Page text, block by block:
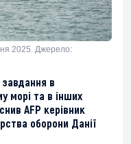
2025. Джерело:
в
морі та в інших
AFP керівник
оборони Данії